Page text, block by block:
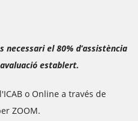
necessari el 80% d’assistència
establert.
o Online a través de
ZOOM.